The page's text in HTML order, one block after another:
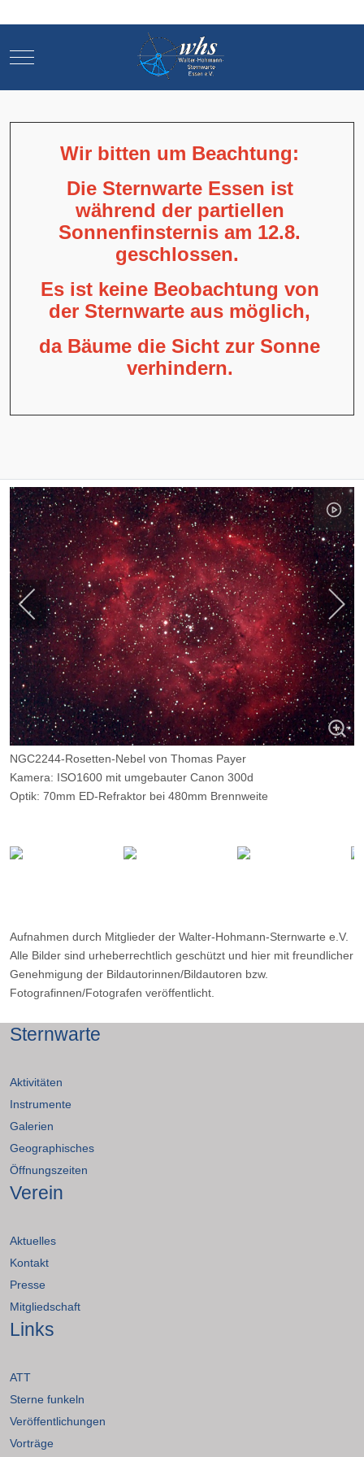
Mobile Menu Toggle
Wir bitten um Beachtung:
Die Sternwarte Essen ist
während der partiellen
Sonnenfinsternis am 12.8.
geschlossen.
Es ist keine Beobachtung von
der Sternwarte aus möglich,
da Bäume die Sicht zur Sonne
verhindern.
NGC2244-Rosetten-Nebel von Thomas Payer
Kamera: ISO1600 mit umgebauter Canon 300d
Optik: 70mm ED-Refraktor bei 480mm Brennweite
Ort: WHS (Essen)
Aufnahmen durch Mitglieder der Walter-Hohmann-Sternwarte e.V.
Alle Bilder sind urheberrechtlich geschützt und hier mit freundlicher
Genehmigung der Bildautorinnen/Bildautoren bzw.
Fotografinnen/Fotografen veröffentlicht.
Sternwarte
Aktivitäten
Instrumente
Galerien
Geographisches
Öffnungszeiten
Verein
Aktuelles
Kontakt
Presse
Mitgliedschaft
Links
ATT
Sterne funkeln
Veröffentlichungen
Vorträge